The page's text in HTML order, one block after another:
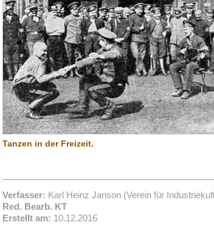
Tanzen in der Freizeit.
Verfasser: Karl Heinz Janson (Verein für
Red. Bearb. KT
Erstellt am: 10.12.2016